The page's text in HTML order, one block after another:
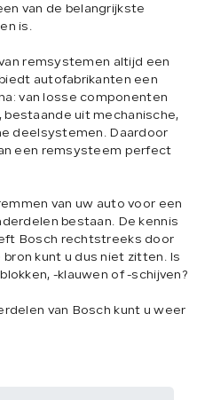
van de belangrijkste
is.
remsystemen altijd een
autofabrikanten een
van losse componenten
uit mechanische,
deelsystemen. Daardoor
een remsysteem perfect
van uw auto voor een
bestaan. De kennis
Bosch rechtstreeks door
kunt u dus niet zitten. Is
-klauwen of -schijven?
van Bosch kunt u weer